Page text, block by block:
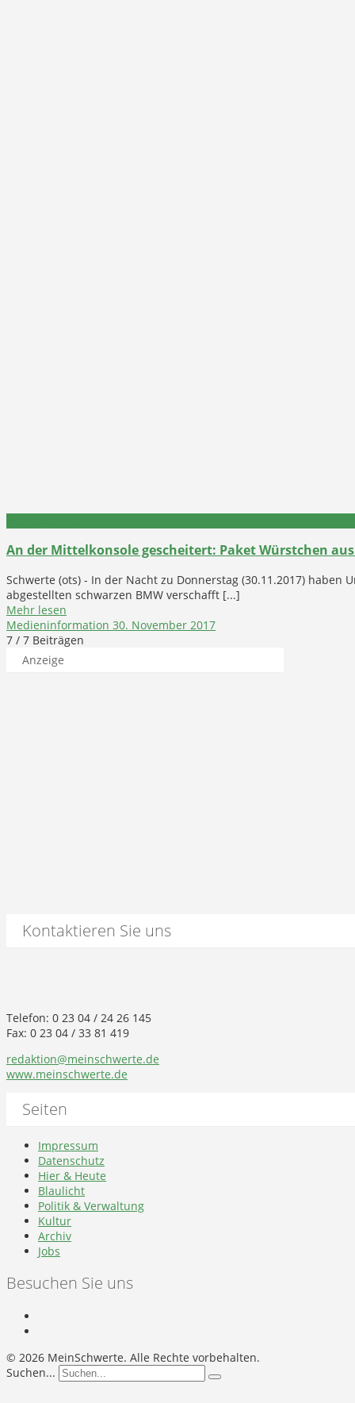
An der Mittelkonsole gescheitert: Paket Würstchen
Schwerte (ots) - In der Nacht zu Donnerstag (30.11.2017) haben
abgestellten schwarzen BMW verschafft [...]
Mehr lesen
Medieninformation 30. November 2017
7 / 7 Beiträgen
Anzeige
Kontaktieren Sie uns
Telefon: 0 23 04 / 24 26 145
Fax: 0 23 04 / 33 81 419
redaktion@meinschwerte.de
www.meinschwerte.de
Seiten
Impressum
Datenschutz
Hier & Heute
Blaulicht
Politik & Verwaltung
Kultur
Archiv
Jobs
Besuchen Sie uns
© 2026 MeinSchwerte. Alle Rechte vorbehalten.
Suchen...